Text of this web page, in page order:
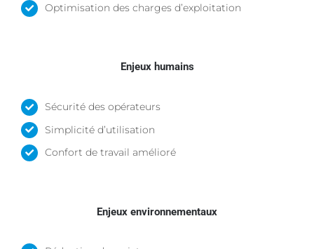
Optimisation des charges d’exploitation
Enjeux humains
Sécurité des opérateurs
Simplicité d’utilisation
Confort de travail amélioré
Enjeux environnementaux